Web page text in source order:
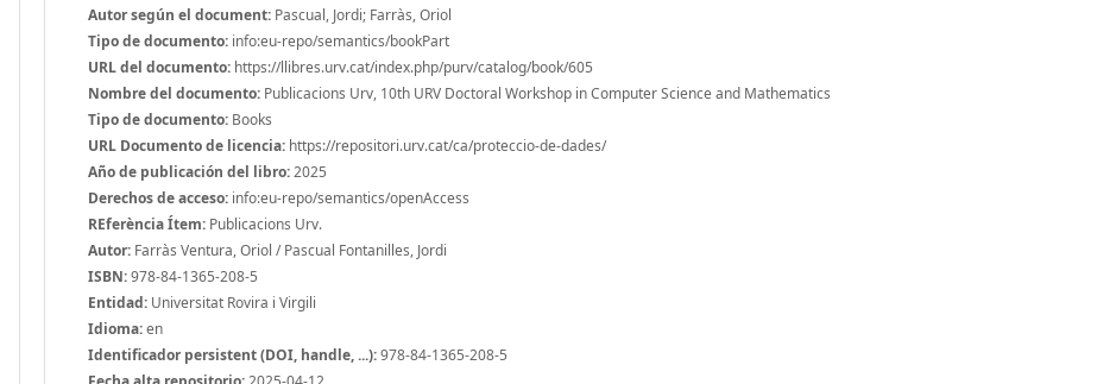
Autor según el document: Pascual, Jordi; Farràs, Oriol
Tipo de documento: info:eu-repo/semantics/bookPart
URL del documento: https://llibres.urv.cat/index.php/purv/catalog/book/605
Nombre del documento: Publicacions Urv, 10th URV Doctoral Workshop in Computer Science and Mathematics
Tipo de documento: Books
URL Documento de licencia: https://repositori.urv.cat/ca/proteccio-de-dades/
Año de publicación del libro:2025
Derechos de acceso: info:eu-repo/semantics/openAccess
REferència Ítem: Publicacions Urv.
Autor: Farràs Ventura, Oriol / Pascual Fontanilles, Jordi
ISBN:978-84-1365-208-5
Entidad: Universitat Rovira i Virgili
Idioma:en
Identificador persistent (DOI, handle, ...):978-84-1365-208-5